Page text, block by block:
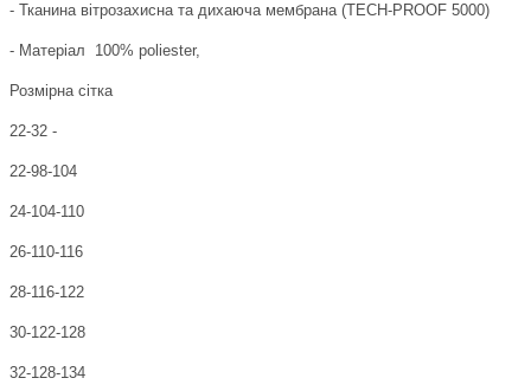
- Тканина вітрозахисна та дихаюча мембрана (TECH-PROOF 5000)
- Матеріал 100% poliester,
Розмірна сітка
22-32 -
22-98-104
24-104-110
26-110-116
28-116-122
30-122-128
32-128-134